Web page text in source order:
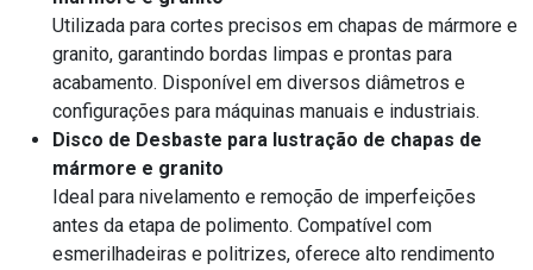
Utilizada para cortes precisos em chapas de mármore e
granito, garantindo bordas limpas e prontas para
acabamento. Disponível em diversos diâmetros e
configurações para máquinas manuais e industriais.
Disco de Desbaste para lustração de chapas de
mármore e granito
Ideal para nivelamento e remoção de imperfeições
antes da etapa de polimento. Compatível com
esmerilhadeiras e politrizes, oferece alto rendimento